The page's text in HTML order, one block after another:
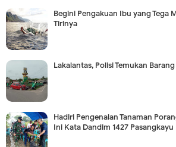
Begini Pengakuan Ibu yang Tega
Tirinya
Lakalantas, Polisi Temukan
Hadiri Pengenalan Tanaman
Ini Kata Dandim 1427 Pasangkayu